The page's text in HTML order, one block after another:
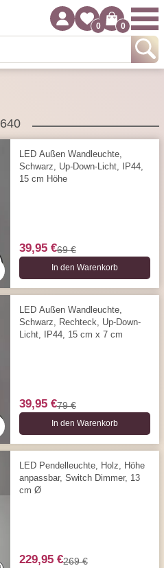
0 0
640
LED Außen Wandleuchte,
Schwarz, Up-Down-Licht, IP44,
15 cm Höhe
39,95 €69 €
In den Warenkorb
LED Außen Wandleuchte,
Schwarz, Rechteck, Up-Down-
Licht, IP44, 15 cm x 7 cm
39,95 €79 €
In den Warenkorb
LED Pendelleuchte, Holz, Höhe
anpassbar, Switch Dimmer, 13
cm Ø
229,95 €269 €